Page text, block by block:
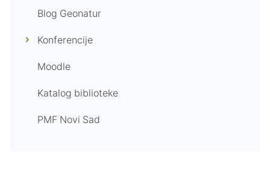
Blog Geonatur
Konferencije
Moodle
Katalog biblioteke
PMF Novi Sad